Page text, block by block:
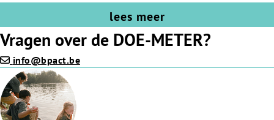
lees meer
Vragen over de DOE-METER?
info@bpact.be